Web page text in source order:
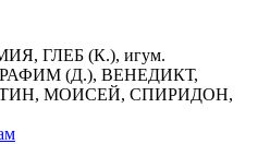
ГЛЕБ (К.), игум.
(Д.), ВЕНЕДИКТ,
МОИСЕЙ, СПИРИДОН,